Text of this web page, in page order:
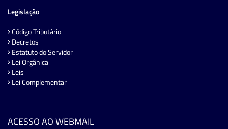
Legislação
Código Tributário
Decretos
Estatuto do Servidor
Lei Orgânica
Leis
Lei Complementar
ACESSO AO WEBMAIL